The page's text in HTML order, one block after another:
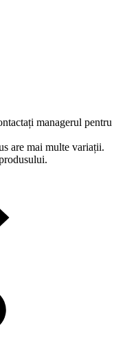
managerul pentru
are mai multe variații.